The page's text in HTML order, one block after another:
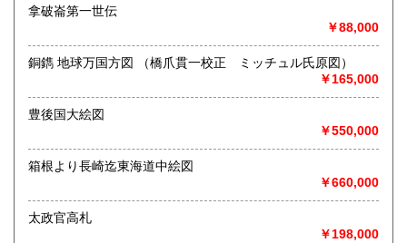
●古書在庫は、倉庫にて管理しております。
店頭で商品をご覧になりたい場合は、事前にご連絡くださ
いませ。
ＨＰ、X（旧Twitter）等でお知らせいたします。
http://www.rinsen.com/kosho-bargain.htm
●ホームページでは、弊社出版物（新刊書）もご案内しており
ます。
http://www.rinsen.com
拿破崙第一世伝
￥88,000
銅鐫 地球万国方図 （橋爪貫一校正 ミッチュル氏原図）
￥165,000
豊後国大絵図
￥550,000
箱根より長崎迄東海道中絵図
￥660,000
太政官高札
￥198,000